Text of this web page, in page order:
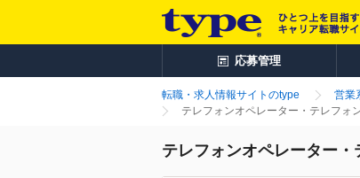
応募管理
転職・求人情報サイトのtype 営業
テレフォンオペレーター・テレフォ
テレフォンオペレーター